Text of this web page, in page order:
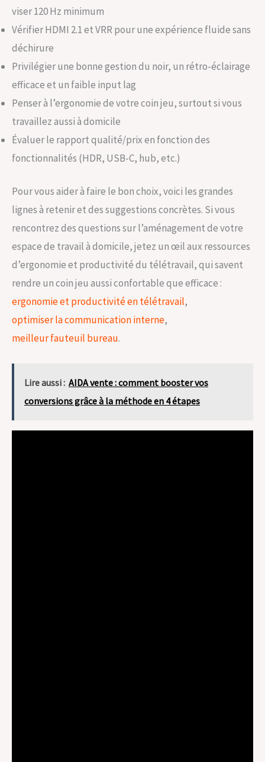
viser 120 Hz minimum
Vérifier HDMI 2.1 et VRR pour une expérience fluide sans
déchirure
Privilégier une bonne gestion du noir, un rétro-éclairage
efficace et un faible input lag
Penser à l’ergonomie de votre coin jeu, surtout si vous
travaillez aussi à domicile
Évaluer le rapport qualité/prix en fonction des
fonctionnalités (HDR, USB-C, hub, etc.)
Pour vous aider à faire le bon choix, voici les grandes
lignes à retenir et des suggestions concrètes. Si vous
rencontrez des questions sur l’aménagement de votre
espace de travail à domicile, jetez un œil aux ressources
d’ergonomie et productivité du télétravail, qui savent
rendre un coin jeu aussi confortable que efficace :
ergonomie et productivité en télétravail,
optimiser la communication interne,
meilleur fauteuil bureau.
Lire aussi : AIDA vente : comment booster vos
conversions grâce à la méthode en 4 étapes